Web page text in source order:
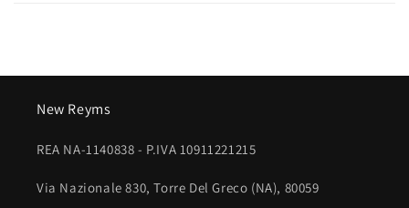
New Reyms
REA NA-1140838 - P.IVA 10911221215
Via Nazionale 830, Torre Del Greco (NA), 80059